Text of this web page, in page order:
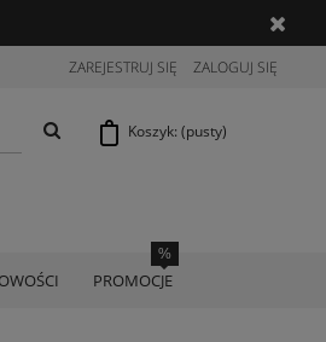
ZAREJESTRUJ SIĘ ZALOGUJ SIĘ
Koszyk: (pusty)
PROMOCJE